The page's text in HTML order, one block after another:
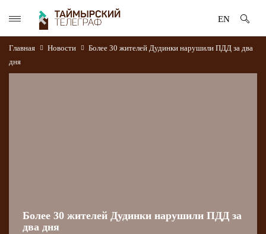
EN
Главная Новости
Более 30 жителей Дудинки нарушили ПДД за два
дня
Более 30 жителей Дудинки нарушили ПДД за
два дня